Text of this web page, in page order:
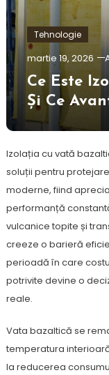
Tehnologie
martie 19, 2026
Ce Este
Și Ce
Izolația cu vată
soluții pentru
moderne, fiind
performanță
vulcanice topite și
creeze o barieră
perioadă în care
potrivite devine o
reale.
Vata bazaltică se
temperatura
la reducerea